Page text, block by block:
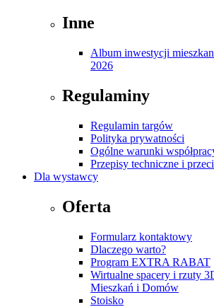
Inne
Album inwestycji
2026
Regulaminy
Regulamin targów
Polityka prywatności
Ogólne warunki
Przepisy techniczne i
Dla wystawcy
Oferta
Formularz kontaktowy
Dlaczego warto?
Program EXTRA RABAT
Wirtualne spacery i rzuty
Mieszkań i Domów
Stoisko